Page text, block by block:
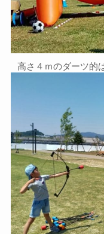
高さ４ｍのダーツ的